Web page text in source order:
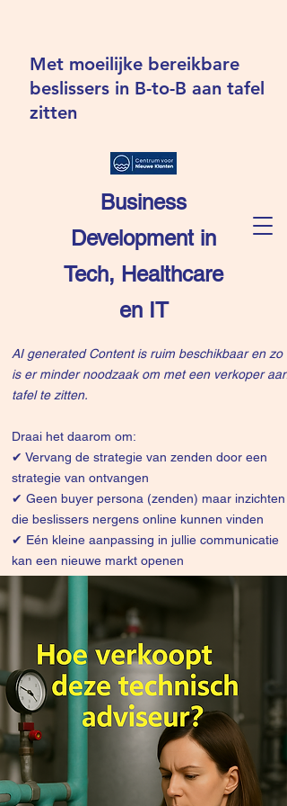
Business
Development in
Tech, Healthcare
en IT
Met moeilijke bereikbare
beslissers in B-to-B aan tafel
zitten
AI generated Content is ruim beschikbaar en zo
is er minder noodzaak om met een verkoper aan
tafel te zitten.
Draai het daarom om:
✔ Vervang de strategie van zenden door een
strategie van ontvangen
✔ Geen buyer persona (zenden) maar inzichten
die beslissers nergens online kunnen vinden
✔ Eén kleine aanpassing in jullie communicatie
kan een nieuwe markt openen